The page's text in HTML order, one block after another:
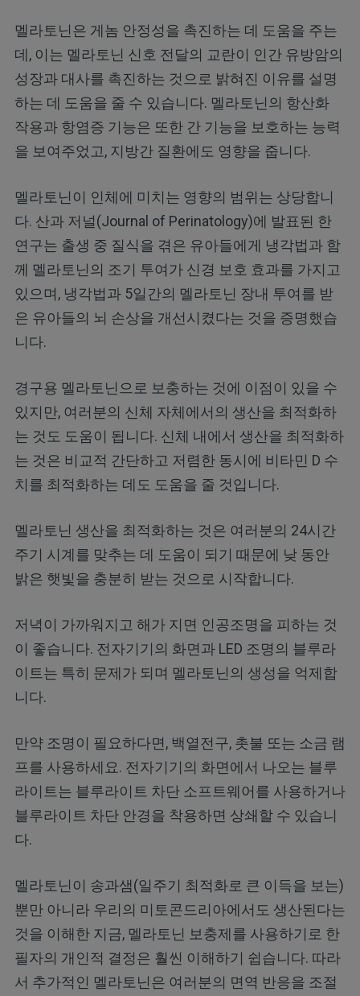
멜라토닌은 게놈 안정성을 촉진하는 데 도움을 주는
데, 이는 멜라토닌 신호 전달의 교란이 인간 유방암의
성장과 대사를 촉진하는 것으로 밝혀진 이유를 설명
하는 데 도움을 줄 수 있습니다. 멜라토닌의 항산화
작용과 항염증 기능은 또한 간 기능을 보호하는 능력
을 보여주었고, 지방간 질환에도 영향을 줍니다.
멜라토닌이 인체에 미치는 영향의 범위는 상당합니
다. 산과 저널(Journal of Perinatology)에 발표된 한
연구는 출생 중 질식을 겪은 유아들에게 냉각법과 함
께 멜라토닌의 조기 투여가 신경 보호 효과를 가지고
있으며, 냉각법과 5일간의 멜라토닌 장내 투여를 받
은 유아들의 뇌 손상을 개선시켰다는 것을 증명했습
니다.
경구용 멜라토닌으로 보충하는 것에 이점이 있을 수
있지만, 여러분의 신체 자체에서의 생산을 최적화하
는 것도 도움이 됩니다. 신체 내에서 생산을 최적화하
는 것은 비교적 간단하고 저렴한 동시에 비타민 D 수
치를 최적화하는 데도 도움을 줄 것입니다.
멜라토닌 생산을 최적화하는 것은 여러분의 24시간
주기 시계를 맞추는 데 도움이 되기 때문에 낮 동안
밝은 햇빛을 충분히 받는 것으로 시작합니다.
저녁이 가까워지고 해가 지면 인공조명을 피하는 것
이 좋습니다. 전자기기의 화면과 LED 조명의 블루라
이트는 특히 문제가 되며 멜라토닌의 생성을 억제합
니다.
만약 조명이 필요하다면, 백열전구, 촛불 또는 소금 램
프를 사용하세요. 전자기기의 화면에서 나오는 블루
라이트는 블루라이트 차단 소프트웨어를 사용하거나
블루라이트 차단 안경을 착용하면 상쇄할 수 있습니
다.
멜라토닌이 송과샘(일주기 최적화로 큰 이득을 보는)
뿐만 아니라 우리의 미토콘드리아에서도 생산된다는
것을 이해한 지금, 멜라토닌 보충제를 사용하기로 한
필자의 개인적 결정은 훨씬 이해하기 쉽습니다. 따라
서 추가적인 멜라토닌은 여러분의 면역 반응을 조절